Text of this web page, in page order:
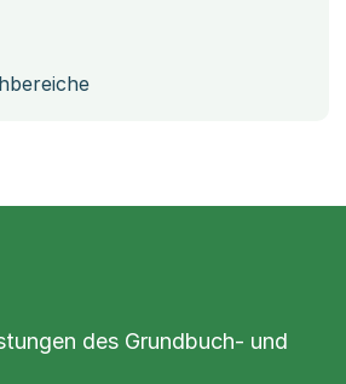
des Grundbuch- und